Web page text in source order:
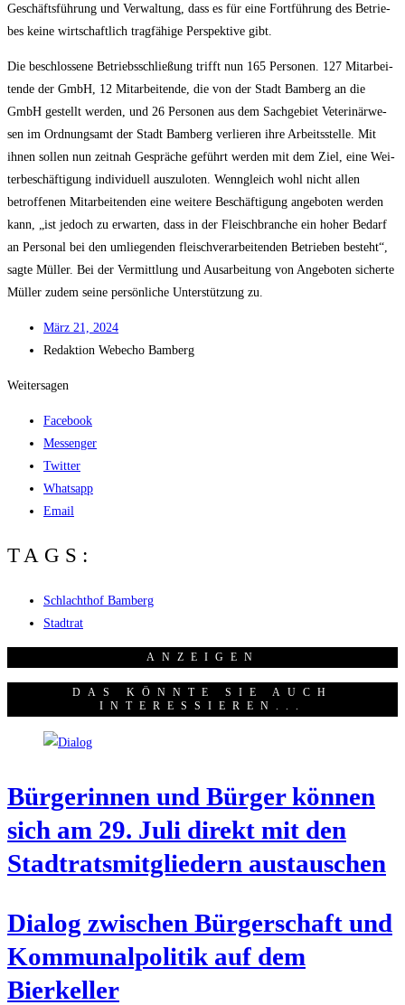
Geschäfts­füh­rung und Ver­wal­tung, dass es für eine Fort­füh­rung des Betrie­
bes kei­ne wirt­schaft­lich trag­fä­hi­ge Per­spek­ti­ve gibt.
Die beschlos­se­ne Betriebs­schlie­ßung trifft nun 165 Per­so­nen. 127 Mit­ar­bei­
ten­de der GmbH, 12 Mit­ar­bei­ten­de, die von der Stadt Bam­berg an die
GmbH gestellt wer­den, und 26 Per­so­nen aus dem Sach­ge­biet Vete­ri­när­we­
sen im Ord­nungs­amt der Stadt Bam­berg ver­lie­ren ihre Arbeits­stel­le. Mit
ihnen sol­len nun zeit­nah Gesprä­che geführt wer­den mit dem Ziel, eine Wei­
ter­be­schäf­ti­gung indi­vi­du­ell aus­zu­lo­ten. Wenn­gleich wohl nicht allen
betrof­fe­nen Mit­ar­bei­ten­den eine wei­te­re Beschäf­ti­gung ange­bo­ten wer­den
kann, „ist jedoch zu erwar­ten, dass in der Fleisch­bran­che ein hoher Bedarf
an Per­so­nal bei den umlie­gen­den fleisch­ver­ar­bei­ten­den Betrie­ben besteht“,
sag­te Mül­ler. Bei der Ver­mitt­lung und Aus­ar­bei­tung von Ange­bo­ten sicher­te
Mül­ler zudem sei­ne per­sön­li­che Unter­stüt­zung zu.
März 21, 2024
Redak­ti­on Web­echo Bamberg
Weitersagen
Facebook
Messenger
Twitter
Whatsapp
Email
TAGS:
Schlachthof Bamberg
Stadtrat
ANZEI­GEN
DAS KÖNNTE SIE AUCH
INTERESSIEREN...
Bür­ge­rin­nen und Bür­ger kön­nen
sich am 29. Juli direkt mit den
Stadt­rats­mit­glie­dern austauschen
Dia­log zwi­schen Bür­ger­schaft und
Kom­mu­nal­po­li­tik auf dem
Bierkeller